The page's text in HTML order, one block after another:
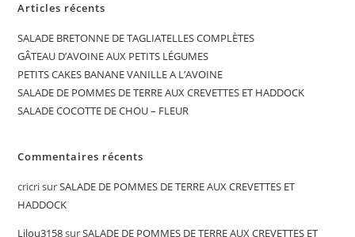
Articles récents
SALADE BRETONNE DE TAGLIATELLES COMPLÈTES
GÂTEAU D’AVOINE AUX PETITS LÉGUMES
PETITS CAKES BANANE VANILLE A L’AVOINE
SALADE DE POMMES DE TERRE AUX CREVETTES ET HADDOCK
SALADE COCOTTE DE CHOU – FLEUR
Commentaires récents
cricrisurSALADE DE POMMES DE TERRE AUX CREVETTES ET
HADDOCK
Lilou3158surSALADE DE POMMES DE TERRE AUX CREVETTES ET